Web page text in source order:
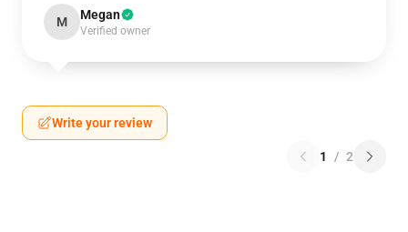
M Megan
Verified owner
Write your review
1 / 2